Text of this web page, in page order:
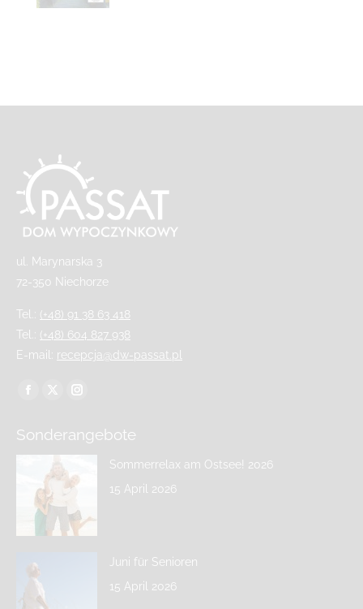
ul. Marynarska 3
72-350 Niechorze
Tel.: (+48) 91 38 63 418
Tel.: (+48) 604 827 938
E-mail: recepcja@dw-passat.pl
Finden Sie uns auf:
Sonderangebote
Sommerrelax am Ostsee! 2026
15 April 2026
Juni für Senioren
15 April 2026